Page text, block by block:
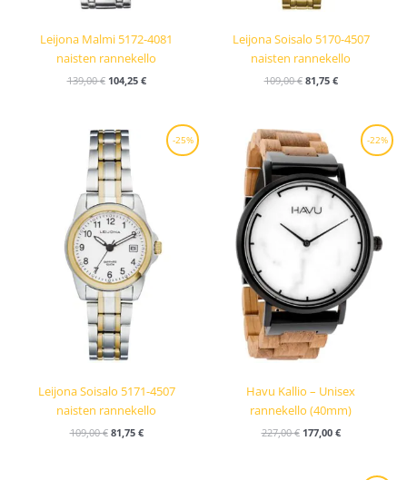
Leijona Malmi 5172-4081
naisten rannekello
139,00€ 104,25 €
Leijona Soisalo 5170-4507
naisten rannekello
109,00€ 81,75 €
-25%
Leijona Soisalo 5171-4507
naisten rannekello
109,00€
Alkuperäinen
hinta
oli:
109,00 €.
81,75 €
Nykyinen
hinta
-22%
Havu Kallio – Unisex
rannekello (40mm)
227,00€
Alkuperäinen
hinta
oli:
227,00 €.
177,00 €
Nykyinen
hinta
177,00 €.